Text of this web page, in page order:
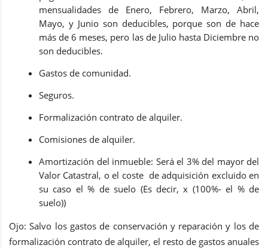
mensualidades de Enero, Febrero, Marzo, Abril,
Mayo, y Junio son deducibles, porque son de hace
más de 6 meses, pero las de Julio hasta Diciembre no
son deducibles.
Gastos de comunidad.
Seguros.
Formalización contrato de alquiler.
Comisiones de alquiler.
Amortización del inmueble: Será el 3% del mayor del
Valor Catastral, o el coste de adquisición excluido en
su caso el % de suelo (Es decir, x (100%- el % de
suelo))
Ojo: Salvo los gastos de conservación y reparación y los de
formalización contrato de alquiler, el resto de gastos anuales